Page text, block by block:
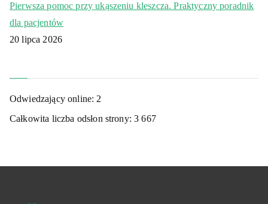
Pierwsza pomoc przy ukąszeniu kleszcza. Praktyczny poradnik
dla pacjentów
20 lipca 2026
Odwiedzający online: 2
Całkowita liczba odsłon strony:3 667